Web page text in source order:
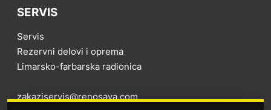
SERVIS
Servis
Rezervni delovi i oprema
Limarsko-farbarska radionica
zakaziservis@renosava.com